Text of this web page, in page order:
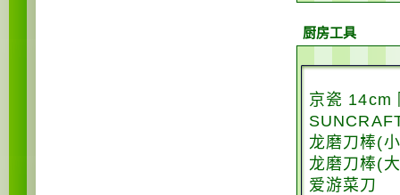
厨房工具
京瓷 14cm
龙磨刀棒(
龙磨刀棒(
爱游菜刀